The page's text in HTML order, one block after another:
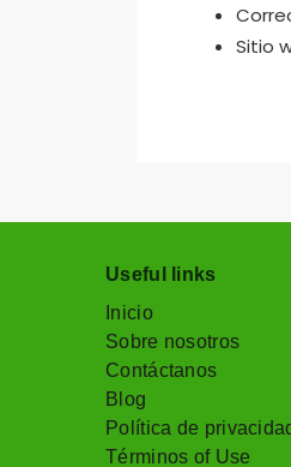
Sitio
Useful links
Inicio
Sobre nosotros
Contáctanos
Blog
Política de
Términos of Use